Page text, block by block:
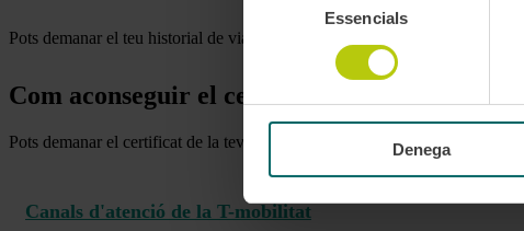
consentiment
Essencials
Denega
Pots demanar el teu historial de viatges en qualsevol punt d'atenció de la
Com aconseguir el certificat des de casa
Pots demanar el certificat de la teva targeta de transport públic a través
Canals d'atenció de la T-mobilitat